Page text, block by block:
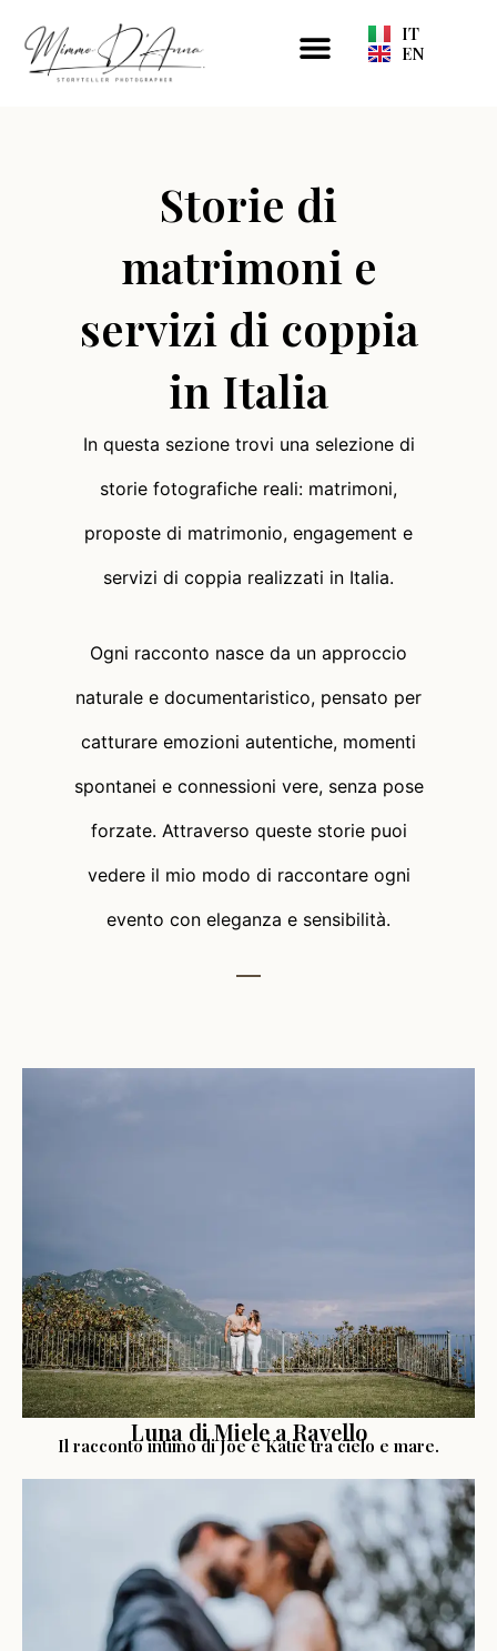
contenuto
Menu IT
EN
Storie di
matrimoni e
servizi di coppia
in Italia
In questa sezione trovi una selezione di
storie fotografiche reali: matrimoni,
proposte di matrimonio, engagement e
servizi di coppia realizzati in Italia.
Ogni racconto nasce da un approccio
naturale e documentaristico, pensato per
catturare emozioni autentiche, momenti
spontanei e connessioni vere, senza pose
forzate. Attraverso queste storie puoi
vedere il mio modo di raccontare ogni
evento con eleganza e sensibilità.
Luna di Miele a Ravello
Il racconto intimo di Joe e Katie tra cielo e mare.